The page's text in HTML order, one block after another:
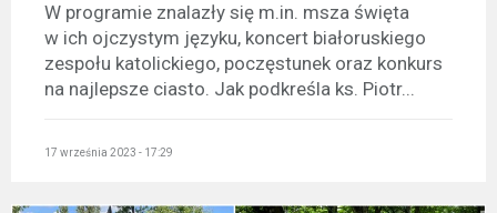
W programie znalazły się m.in. msza święta
w ich ojczystym języku, koncert białoruskiego
zespołu katolickiego, poczęstunek oraz konkurs
na najlepsze ciasto. Jak podkreśla ks. Piotr...
17 września 2023 - 17:29